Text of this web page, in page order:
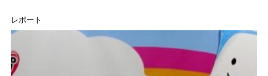
レポート